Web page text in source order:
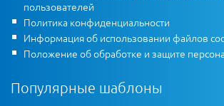
пользователей
Политика конфиденциальности
Информация об использовании файлов
Положение об обработке и защите
Популярные шаблоны